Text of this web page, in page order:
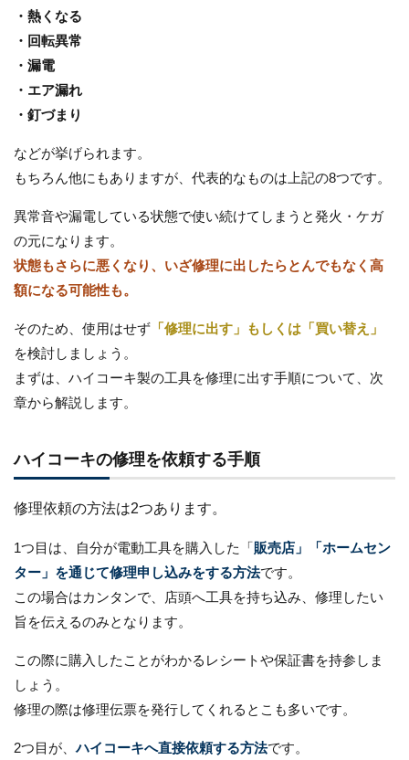
・熱くなる
・回転異常
・漏電
・エア漏れ
・釘づまり
などが挙げられます。
もちろん他にもありますが、代表的なものは上記の8つです。
異常音や漏電している状態で使い続けてしまうと発火・ケガ
の元になります。
状態もさらに悪くなり、いざ修理に出したらとんでもなく高
額になる可能性も。
そのため、使用はせず 「修理に出す」もしくは「買い替え」
を検討しましょう。
まずは、ハイコーキ製の工具を修理に出す手順について、次
章から解説します。
ハイコーキの修理を依頼する手順
修理依頼の方法は2つあります。
1つ目は、自分が電動工具を購入した「販売店」「ホームセン
ター」を通じて修理申し込みをする方法です。
この場合はカンタンで、店頭へ工具を持ち込み、修理したい
旨を伝えるのみとなります。
この際に購入したことがわかるレシートや保証書を持参しま
しょう。
修理の際は修理伝票を発行してくれるとこも多いです。
2つ目が、ハイコーキへ直接依頼する方法です。